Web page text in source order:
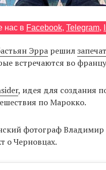
нас в Facebook, Telegram,
Эррарешил
встречаются во
, идея для создания
по Марокко.
фотограф
о Черновцах.